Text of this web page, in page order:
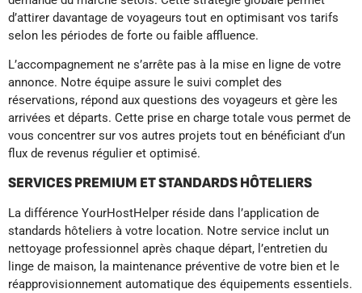
d’attirer davantage de voyageurs tout en optimisant vos tarifs
selon les périodes de forte ou faible affluence.
L’accompagnement ne s’arrête pas à la mise en ligne de votre
annonce. Notre équipe assure le suivi complet des
réservations, répond aux questions des voyageurs et gère les
arrivées et départs. Cette prise en charge totale vous permet de
vous concentrer sur vos autres projets tout en bénéficiant d’un
flux de revenus régulier et optimisé.
SERVICES PREMIUM ET STANDARDS HÔTELIERS
La différence YourHostHelper réside dans l’application de
standards hôteliers à votre location. Notre service inclut un
nettoyage professionnel après chaque départ, l’entretien du
linge de maison, la maintenance préventive de votre bien et le
réapprovisionnement automatique des équipements essentiels.